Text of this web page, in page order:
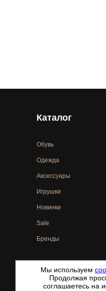
Каталог
Обувь
Одежда
Аксессуары
Игрушки
Новинки
Sale
Бренды
©2021-2026 -
Мы используем
Продолжая
соглашаетесь на